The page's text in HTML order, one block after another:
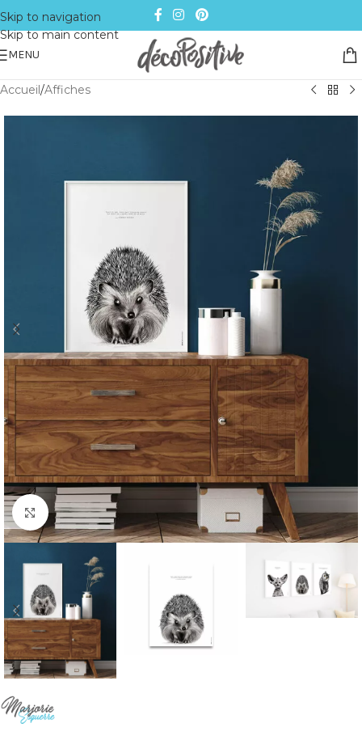
Skip to navigation
Skip to main content
MENU
Accueil/Affiches
Cliquer pour agrandir